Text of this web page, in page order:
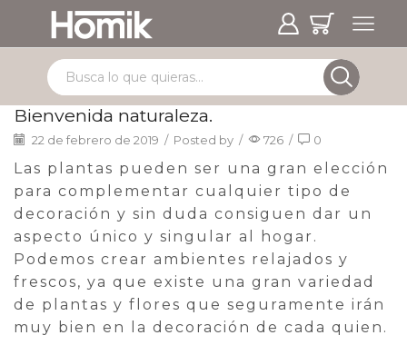
Bienvenida naturaleza.
22 de febrero de 2019 / Posted by / 726 / 0
Las plantas pueden ser una gran elección
para complementar cualquier tipo de
decoración y sin duda consiguen dar un
aspecto único y singular al hogar.
Podemos crear ambientes relajados y
frescos, ya que existe una gran variedad
de plantas y flores que seguramente irán
muy bien en la decoración de cada quien.